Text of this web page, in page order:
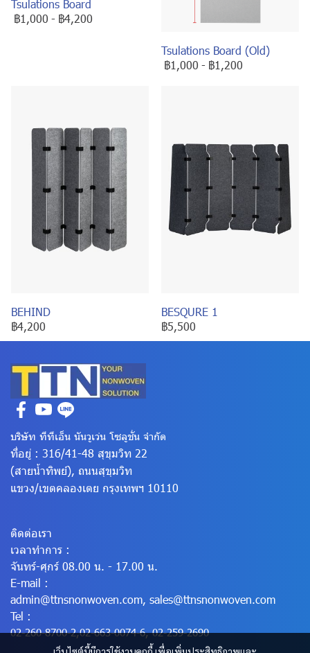
Tsulations Board
฿1,000 - ฿4,200
Tsulations Board (Old)
฿1,000 - ฿1,200
BEHIND
฿4,200
BESQURE 1
฿5,500
บริษัท ทีทีเอ็น นันวูเว่น โซลูชั่น จำกัด
ที่อยู่ : 316/41-48 สุขุมวิท 22
(สายน้ำทิพย์), ถนนสุขุมวิท
แขวง/เขตคลองเตย กรุงเทพฯ 10110
ติดต่อเรา
เวลาทำการ :
จันทร์-ศุกร์ 08.00 น. - 17.00 น.
E-mail :
admin@ttnsnonwoven.com, sales@ttnsnonwoven.com
Tel :
02-260-8700-2,02-663-0074-6,02-259-2690